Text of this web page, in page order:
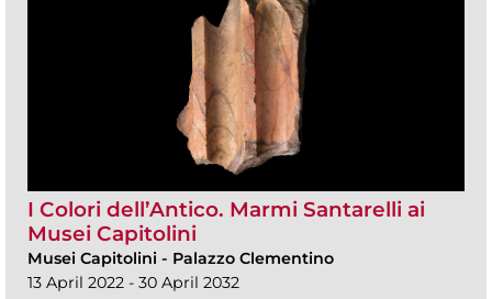
I Colori dell’Antico. Marmi Santarelli ai
Musei Capitolini
Musei Capitolini - Palazzo Clementino
13 April 2022 - 30 April 2032